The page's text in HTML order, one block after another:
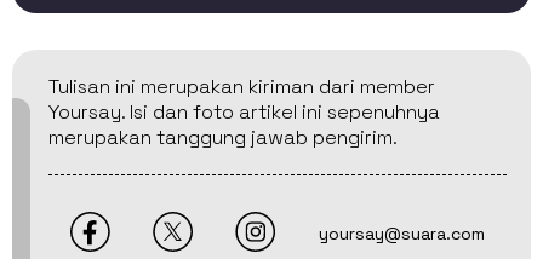
Tulisan ini merupakan kiriman dari member
Yoursay. Isi dan foto artikel ini sepenuhnya
merupakan tanggung jawab pengirim.
yoursay@suara.com